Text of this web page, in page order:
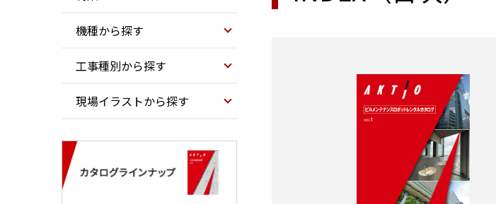
機種から探す
工事種別から探す
現場イラストから探す